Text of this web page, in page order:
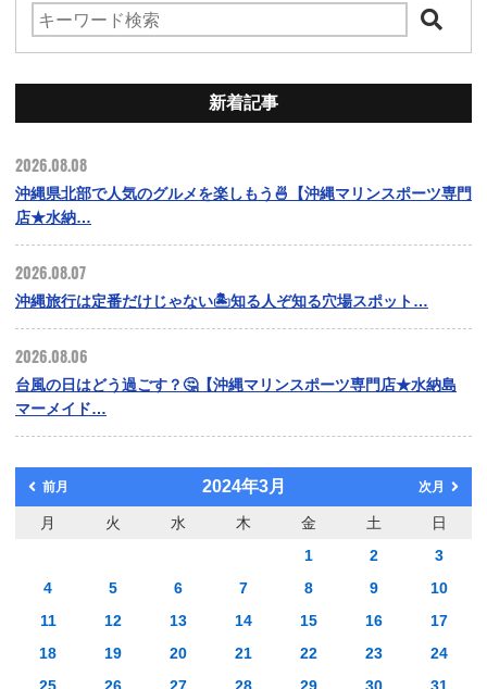
新着記事
2026.08.08
沖縄県北部で人気のグルメを楽しもう🍜【沖縄マリンスポーツ専門
店★水納…
2026.08.07
沖縄旅行は定番だけじゃない🏝️知る人ぞ知る穴場スポット…
2026.08.06
台風の日はどう過ごす？🤔【沖縄マリンスポーツ専門店★水納島
マーメイド…
前月 2024年3月 次月
月 火 水 木 金 土
日
1
2
3
4
5 6 7 8 9
10
11
12 13 14 15 16
17
18
19 20 21 22 23
24
25
26 27 28 29 30 31